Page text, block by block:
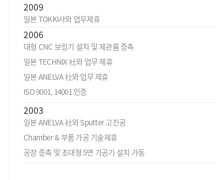
2009
일본 TOKKI사와 업무제휴
2006
대형 CNC 보링기 설치 및 제관룸 증축
일본 TECHNIX 社와 업무 제휴
일본 ANELVA 社와 업무 제휴
ISO 9001, 14001 인증
2003
일본 ANELVA 社와 Sputter 고진공
Chamber & 부품 가공 기술제휴
공장 증축 및 초대형 5면 가공기 설치 가동